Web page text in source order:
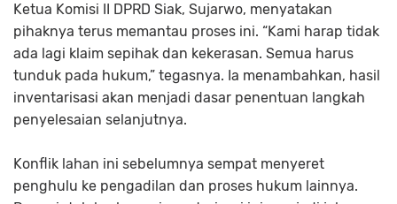
Ketua Komisi II DPRD Siak, Sujarwo, menyatakan
pihaknya terus memantau proses ini. “Kami harap tidak
ada lagi klaim sepihak dan kekerasan. Semua harus
tunduk pada hukum,” tegasnya. Ia menambahkan, hasil
inventarisasi akan menjadi dasar penentuan langkah
penyelesaian selanjutnya.
Konflik lahan ini sebelumnya sempat menyeret
penghulu ke pengadilan dan proses hukum lainnya.